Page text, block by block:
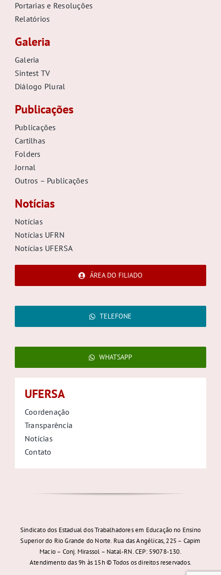
Portarias e Resoluções
Relatórios
Galeria
Galeria
Sintest TV
Diálogo Plural
Publicações
Publicações
Cartilhas
Folders
Jornal
Outros – Publicações
Notícias
Notícias
Notícias UFRN
Notícias UFERSA
ÁREA DO FILIADO
TELEFONE
WHATSAPP
UFERSA
Coordenação
Transparência
Notícias
Contato
Sindicato dos Estadual dos Trabalhadores em Educação no Ensino
Superior do Rio Grande do Norte. Rua das Angélicas, 225 – Capim
Macio – Conj. Mirassol – Natal-RN. CEP: 59078-130.
Atendimento das 9h às 15h © Todos os direitos reservados.